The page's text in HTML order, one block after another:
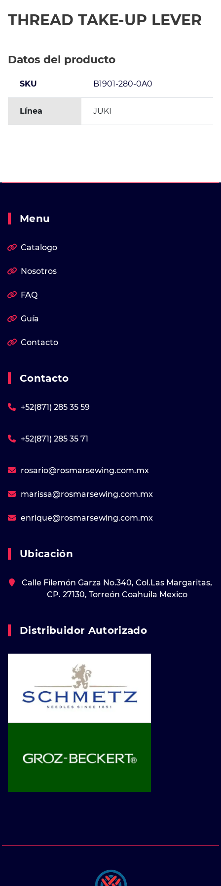
THREAD TAKE-UP LEVER
Datos del producto
SKU B1901-280-0A0
Línea JUKI
Menu
Catalogo
Nosotros
FAQ
Guía
Contacto
Contacto
+52(871) 285 35 59
+52(871) 285 35 71
rosario@rosmarsewing.com.mx
marissa@rosmarsewing.com.mx
enrique@rosmarsewing.com.mx
Ubicación
Calle Filemón Garza No.340, Col.Las Margaritas,
CP. 27130, Torreón Coahuila Mexico
Distribuidor Autorizado